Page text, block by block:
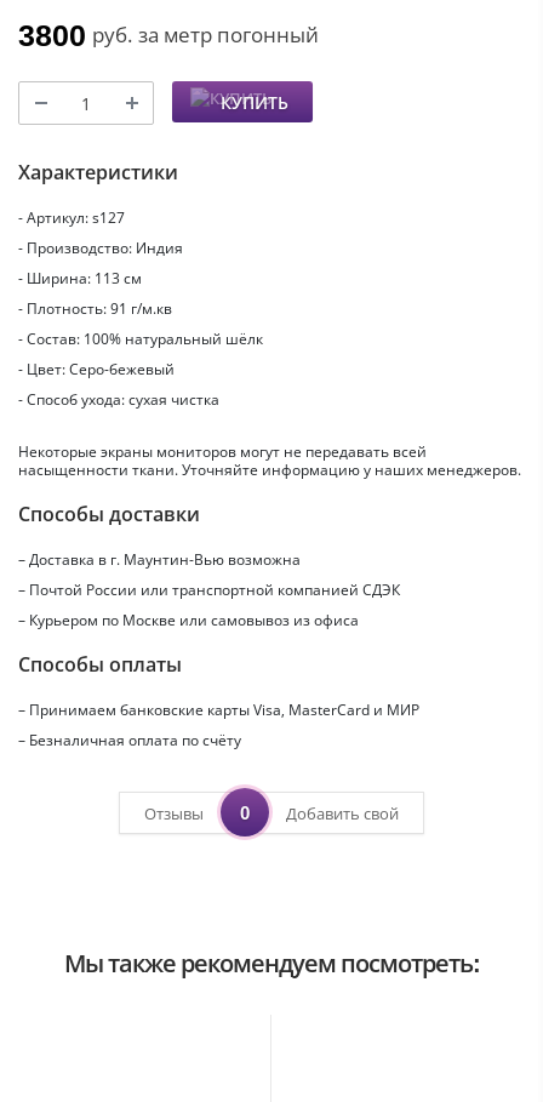
3800 руб. за метр погонный
КУПИТЬ
Характеристики
- Артикул: s127
- Производство: Индия
- Ширина: 113 см
- Плотность: 91 г/м.кв
- Состав: 100% натуральный шёлк
- Цвет: Серо-бежевый
- Способ ухода: сухая чистка
Некоторые экраны мониторов могут не передавать всей
насыщенности ткани. Уточняйте информацию у наших менеджеров.
Способы доставки
– Доставка в г. Маунтин-Вью возможна
– Почтой России или транспортной компанией СДЭК
– Курьером по Москве или самовывоз из офиса
Способы оплаты
– Принимаем банковские карты Visa, MasterCard и МИР
– Безналичная оплата по счёту
Отзывы 0 Добавить свой
Мы также рекомендуем посмотреть: